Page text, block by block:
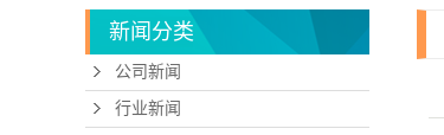
新闻分类
公司新闻
行业新闻